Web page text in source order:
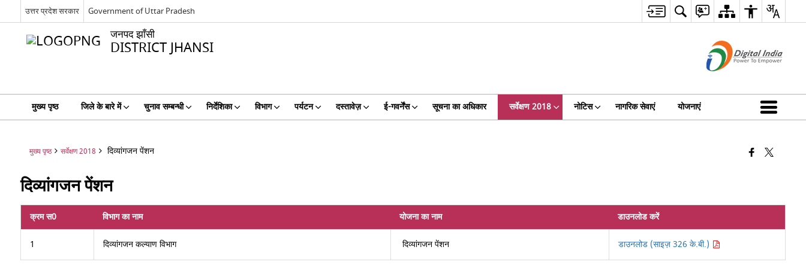
उत्तर प्रदेश सरकार Government of Uttar Pradesh
जनपद झाँसी
DISTRICT JHANSI
मुख्य पृष्ठ जिले के बारे में चुनाव सम्बन्धी निर्देशिका विभाग पर्यटन दस्तावेज़ ई-गवर्नेंस सूचना का अधिकार सर्वेक्षण 2018 नोटिस नागरिक सेवाएं योजनाएं
मुख्य पृष्ठ सर्वेक्षण 2018 दिव्यांगजन पेंशन
दिव्यांगजन पेंशन
क्रम स0 विभाग का नाम योजना का नाम डाउनलोड करें
1 दिव्यांगजन कल्याण विभाग दिव्यांगजन पेंशन डाउनलोड (साइज़ 326 के.बी.)